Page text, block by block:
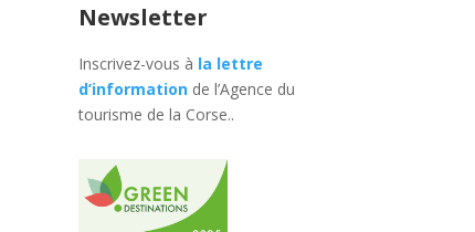
Newsletter
Inscrivez-vous à la lettre
d’information de l’Agence du
tourisme de la Corse..